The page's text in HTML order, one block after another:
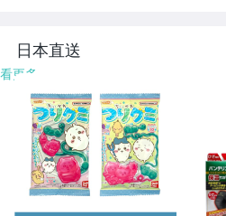
日本直送
看更多